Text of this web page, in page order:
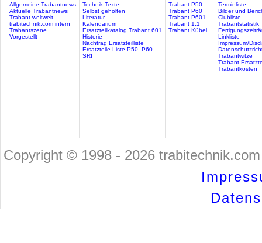
Allgemeine Trabantnews
Aktuelle Trabantnews
Trabant weltweit
trabitechnik.com intern
Trabantszene
Vorgestellt
Technik-Texte
Selbst geholfen
Literatur
Kalendarium
Ersatzteilkatalog Trabant 601
Historie
Nachtrag Ersatzteilliste
Ersatzteile-Liste P50, P60
SRI
Trabant P50
Trabant P60
Trabant P601
Trabant 1.1
Trabant Kübel
Terminliste
Bilder und
Clubliste
Trabantstatistik
Linkliste
Impressum/
Trabantwitze
Trabant
Trabantkosten
Copyright © 1998 - 2026